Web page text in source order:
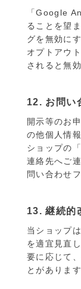
「Google
ることを望
グを無効に
オプトアウ
されると無
12. お問い
開示等のお
の他個人情
ショップの
連絡先へご
問い合わせ
13. 継続的
当ショップ
を適宜見直
要に応じて
とがあります